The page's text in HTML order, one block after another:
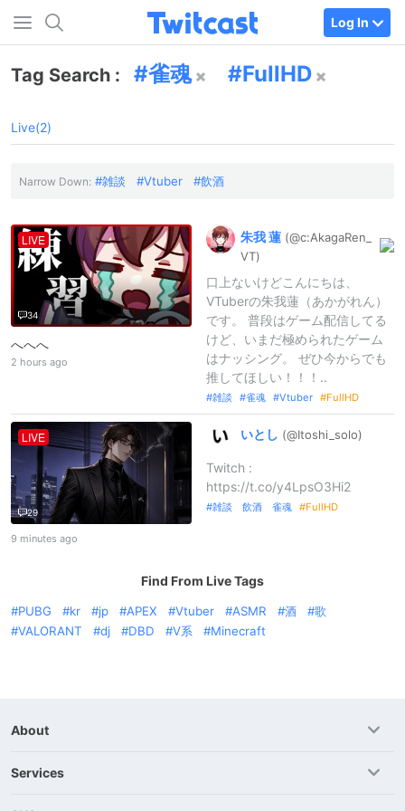
Log In
Tag Search : 雀魂 FullHD
Live(2)
Narrow Down: 雑談 Vtuber 飲酒
LIVE
34
へへへ
2 hours ago
朱我蓮 (@c:AkagaRen_
VT)
口上ないけどこんにちは、
VTuberの朱我蓮（あかがれん）
です。 普段はゲーム配信してる
けど、いまだ極められたゲーム
はナッシング。 ぜひ今からでも
推してほしい！！！..
雑談 雀魂 Vtuber FullHD
LIVE
29
9 minutes ago
いとし (@Itoshi_ solo)
Twitch :
https://t.co/y4LpsO3Hi2
雑談 飲酒 雀魂 FullHD
Find From Live Tags
PUBG kr jp APEX Vtuber ASMR 酒
歌
VALORANT
dj DBD V系 Minecraft
About
Services